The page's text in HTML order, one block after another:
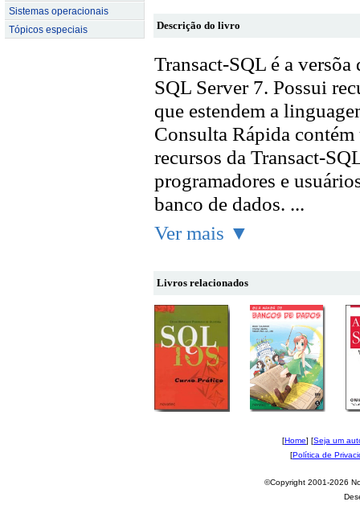
Sistemas operacionais
Tópicos especiais
Descrição do livro
Transact-SQL é a
SQL Server 7. Possui
que estendem a
Consulta Rápida
recursos da Transact-
programadores e
banco de dados. ...
Ver mais ▼
Livros relacionados
[Home] [Seja um
[Política de
©Copyright 2001-2026